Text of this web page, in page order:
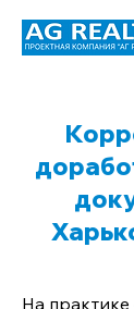
На практике